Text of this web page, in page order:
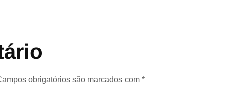
obrigatórios são marcados com *